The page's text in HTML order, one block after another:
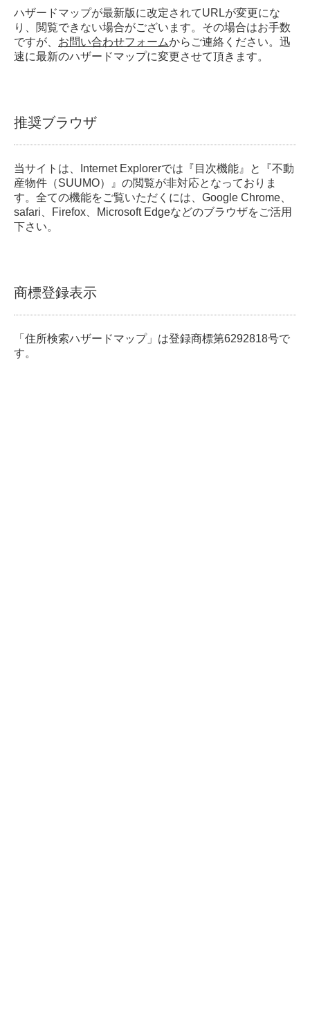
ハザードマップが最新版に改定されてURLが変更にな
り、閲覧できない場合がございます。その場合はお手数
ですが、 お問い合わせフォームからご連絡ください。迅
速に最新のハザードマップに変更させて頂きます。
推奨ブラウザ
当サイトは、Internet Explorerでは『目次機能』と『不動
産物件（SUUMO）』の閲覧が非対応となっておりま
す。全ての機能をご覧いただくには、Google Chrome、
safari、Firefox、Microsoft Edgeなどのブラウザをご活用
下さい。
商標登録表示
「住所検索ハザードマップ」は登録商標第6292818号で
す。